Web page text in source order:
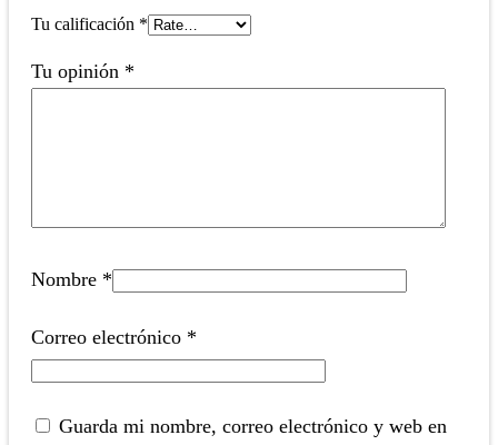
Tu calificación *
Tu opinión *
Nombre *
Correo electrónico *
Guarda mi nombre, correo electrónico y web en